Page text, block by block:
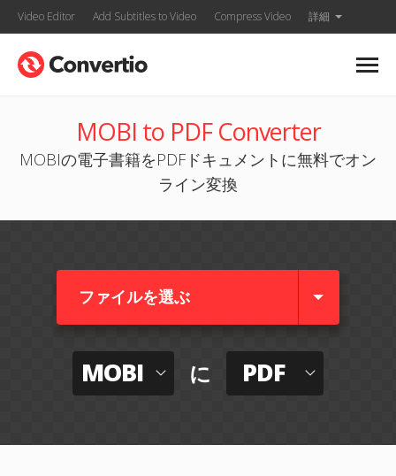
Video Editor Add Subtitles to Video Compress Video 詳細
MOBI to PDF Converter
MOBIの電子書籍をPDFドキュメントに無料でオン
ライン変換
ファイルを選ぶ
MOBI に PDF